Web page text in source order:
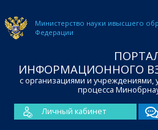
Министерство науки ивысшего
Федерации
ИНФОРМАЦИОННОГО
с организациями и учреждениями,
процесса
Личный кабинет